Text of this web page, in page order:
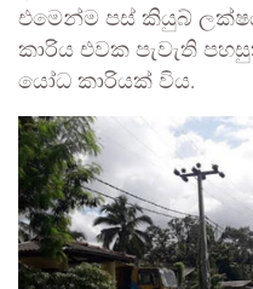
එමෙන්ම පස් කියුබ්
කාරිය එවක පැවැති
යෝධ කාරියක් විය.